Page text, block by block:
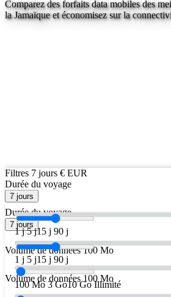
Comparez des forfaits data mobiles des
la Jamaïqueet économisez sur la
Filtres 7 jours € EUR
Durée du voyage
7 jours
1 j 5 j15 j 90 j
Volume de données 100 Mo
100 Mo 3 Go10 Go Illimité
Durée du voyage
7 jours
1 j 5 j15 j 90 j
Volume de données 100 Mo